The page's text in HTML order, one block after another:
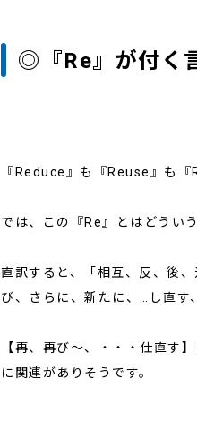
◎『Re』が付く
『Reduce』も『Reuse』も『
では、この『Re』とはどうい
直訳すると、「相互、反、後
び、さらに、新たに、…し直す
【再、再び～、・・・仕直す
に関連がありそうです。